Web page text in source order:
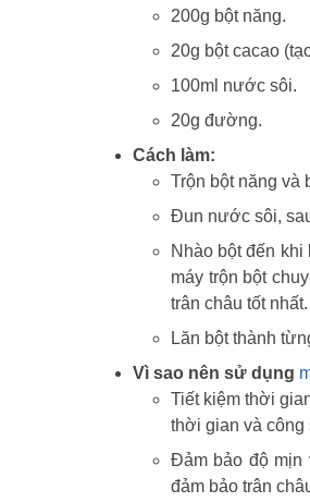
200g bột năng.
20g bột cacao
100ml nước sôi.
20g đường.
Cách làm:
Trộn bột năng và
Đun nước sôi,
Nhào bột đến
máy trộn bột
trân châu tốt nhất.
Lăn bột thành
Vì sao nên sử dụng
Tiết kiệm thời
thời gian và công
Đảm bảo độ mịn
đảm bảo trân